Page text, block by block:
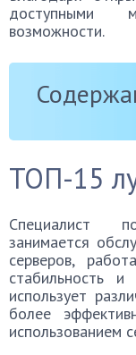
доступными
возможности.
ТОП-15
Специалист
занимается
серверов,
стабильность и
использует
более
использованием